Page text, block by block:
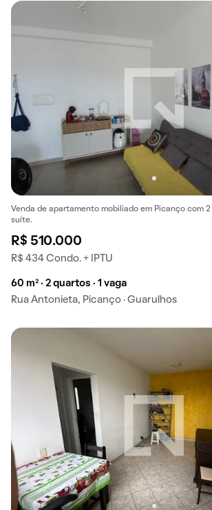
Venda de apartamento mobiliado em Picanço com 2
suíte.
R$ 510.000
R$ 434 Condo. + IPTU
60 m² · 2 quartos · 1 vaga
Rua Antonieta, Picanço · Guarulhos